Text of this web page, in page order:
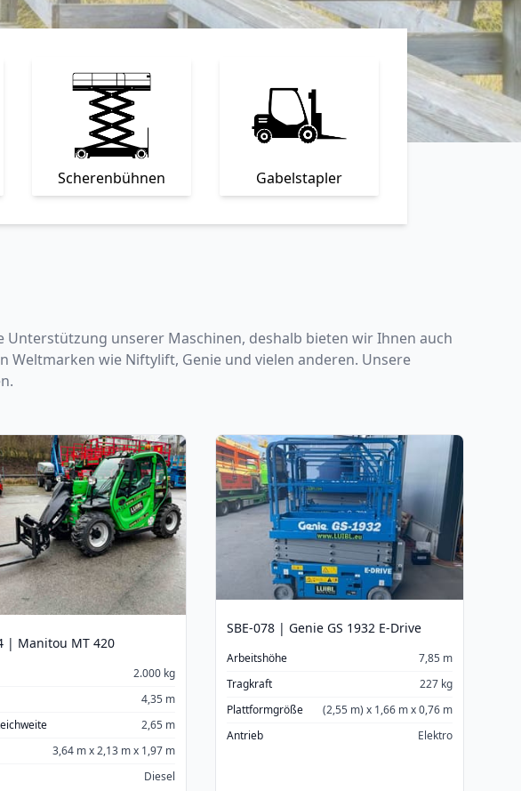
Scherenbühnen Gabelstapler
unserer Maschinen, deshalb bieten wir Ihnen auch
Weltmarken wie Niftylift, Genie und vielen anderen. Unsere
| Manitou MT 420
2.000 kg
4,35 m
2,65 m
3,64 m x 2,13 m x 1,97 m
Diesel
SBE-078 | Genie GS 1932 E-Drive
Arbeitshöhe
7,85 m
Tragkraft
227 kg
Plattformgröße
(2,55 m) x 1,66 m x 0,76 m
Antrieb
Elektro